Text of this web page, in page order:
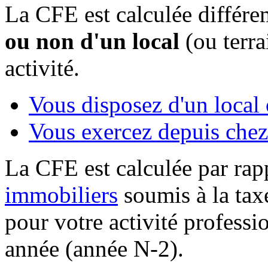
La CFE est calculée
ou non d'un local (ou
activité.
Vous disposez d'un
Vous exercez depuis
La CFE est calculée par
immobiliers soumis à la
pour votre activité
année (année N-2).